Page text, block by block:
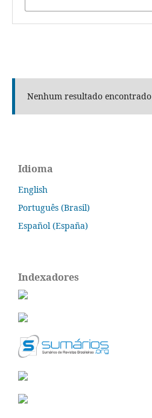
Nenhum resultado encontrado
Idioma
English
Português (Brasil)
Español (España)
Indexadores